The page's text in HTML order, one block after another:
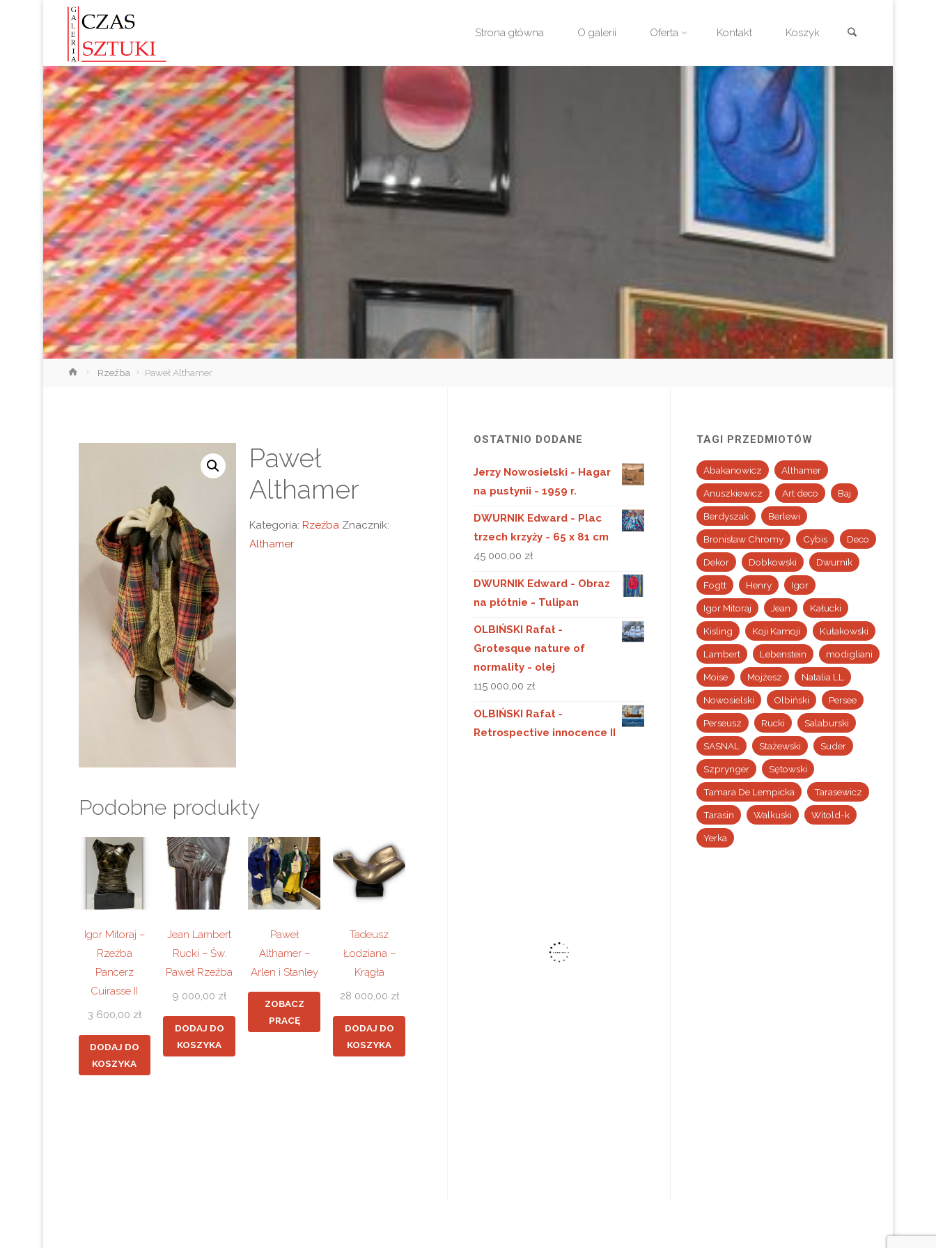
Strona główna O galerii Oferta Kontakt Koszyk
StronaRzeźba Paweł Althamer
Paweł
Althamer
Kategoria: Rzeźba Znacznik:
Althamer
Podobne produkty
Igor Mitoraj –
Rzeźba
Pancerz
Cuirasse II
3 600,00 zł
DODAJ DO
KOSZYKA
Jean Lambert
Rucki – Św.
Paweł Rzeźba
9 000,00 zł
DODAJ DO
KOSZYKA
Paweł
Althamer –
Arlen i Stanley
ZOBACZ
PRACĘ
Tadeusz
Łodziana –
Krągła
28 000,00 zł
DODAJ DO
KOSZYKA
OSTATNIO DODANE
Jerzy Nowosielski - Hagar
na pustynii - 1959 r.
DWURNIK Edward - Plac
trzech krzyży - 65 x 81 cm
45 000,00 zł
DWURNIK Edward - Obraz
na płótnie - Tulipan
OLBIŃSKI Rafał -
Grotesque nature of
normality - olej
115 000,00 zł
OLBIŃSKI Rafał -
Retrospective innocence II
TAGI PRZEDMIOTÓW
Abakanowicz Althamer
Anuszkiewicz Art deco Baj
Berdyszak Berlewi
Bronisław Chromy Cybis Deco
Dekor Dobkowski Dwurnik
Fogtt Henry Igor
Igor Mitoraj Jean Kałucki
Kisling Koji Kamoji Kułakowski
Lambert Lebenstein modigliani
Moise Mojżesz Natalia LL
Nowosielski Olbiński Persee
Perseusz Rucki Salaburski
SASNAL Stażewski Suder
Szprynger Sętowski
Tamara De Lempicka Tarasewicz
Tarasin Walkuski Witold-k
Yerka